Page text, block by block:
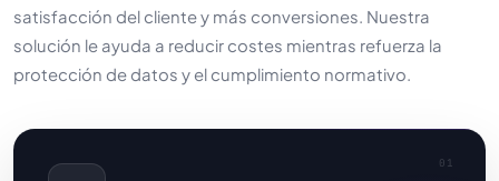
satisfacción del cliente y más conversiones. Nuestra
solución le ayuda a reducir costes mientras refuerza la
protección de datos y el cumplimiento normativo.
01